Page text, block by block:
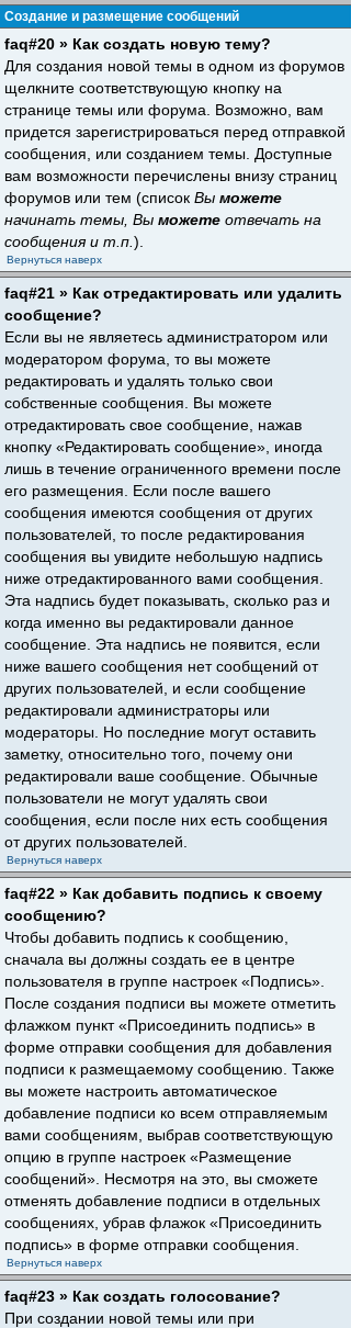
Создание и размещение сообщений
faq#20 » Как создать новую тему?
Для создания новой темы в одном из форумов
щелкните соответствующую кнопку на
странице темы или форума. Возможно, вам
придется зарегистрироваться перед отправкой
сообщения, или созданием темы. Доступные
вам возможности перечислены внизу страниц
форумов или тем (список Вы можете
начинать темы, Вы можете отвечать на
сообщения и т.п. ).
Вернуться наверх
faq#21 » Как отредактировать или удалить
сообщение?
Если вы не являетесь администратором или
модератором форума, то вы можете
редактировать и удалять только свои
собственные сообщения. Вы можете
отредактировать свое сообщение, нажав
кнопку «Редактировать сообщение», иногда
лишь в течение ограниченного времени после
его размещения. Если после вашего
сообщения имеются сообщения от других
пользователей, то после редактирования
сообщения вы увидите небольшую надпись
ниже отредактированного вами сообщения.
Эта надпись будет показывать, сколько раз и
когда именно вы редактировали данное
сообщение. Эта надпись не появится, если
ниже вашего сообщения нет сообщений от
других пользователей, и если сообщение
редактировали администраторы или
модераторы. Но последние могут оставить
заметку, относительно того, почему они
редактировали ваше сообщение. Обычные
пользователи не могут удалять свои
сообщения, если после них есть сообщения
от других пользователей.
Вернуться наверх
faq#22 » Как добавить подпись к своему
сообщению?
Чтобы добавить подпись к сообщению,
сначала вы должны создать ее в центре
пользователя в группе настроек «Подпись».
После создания подписи вы можете отметить
флажком пункт «Присоединить подпись» в
форме отправки сообщения для добавления
подписи к размещаемому сообщению. Также
вы можете настроить автоматическое
добавление подписи ко всем отправляемым
вами сообщениям, выбрав соответствующую
опцию в группе настроек «Размещение
сообщений». Несмотря на это, вы сможете
отменять добавление подписи в отдельных
сообщениях, убрав флажок «Присоединить
подпись» в форме отправки сообщения.
Вернуться наверх
faq#23 » Как создать голосование?
При создании новой темы или при